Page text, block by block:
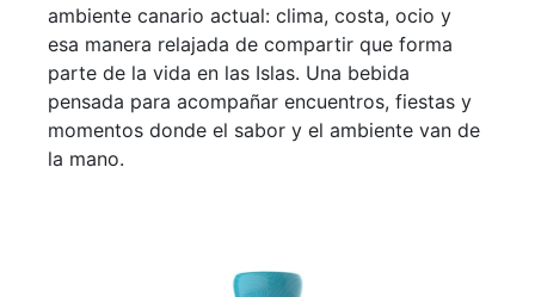
ambiente canario actual: clima, costa, ocio y
esa manera relajada de compartir que forma
parte de la vida en las Islas. Una bebida
pensada para acompañar encuentros, fiestas y
momentos donde el sabor y el ambiente van de
la mano.